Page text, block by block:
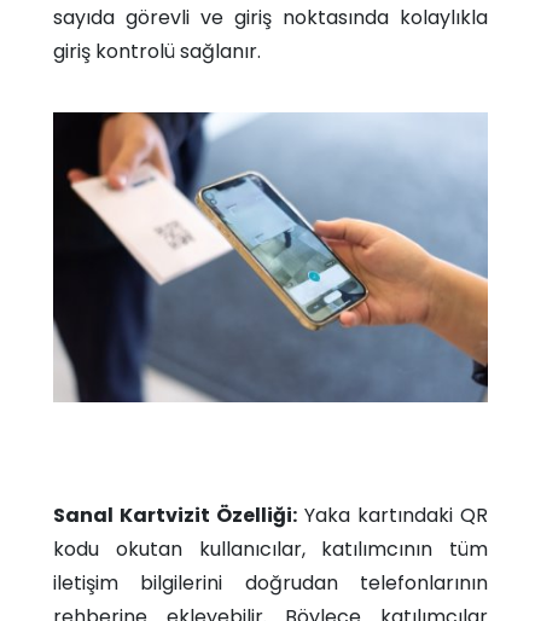
sayıda görevli ve giriş noktasında kolaylıkla
giriş kontrolü sağlanır.​​
Sanal Kartvizit Özelliği: Yaka kartındaki QR
kodu okutan kullanıcılar, katılımcının tüm
iletişim bilgilerini doğrudan telefonlarının